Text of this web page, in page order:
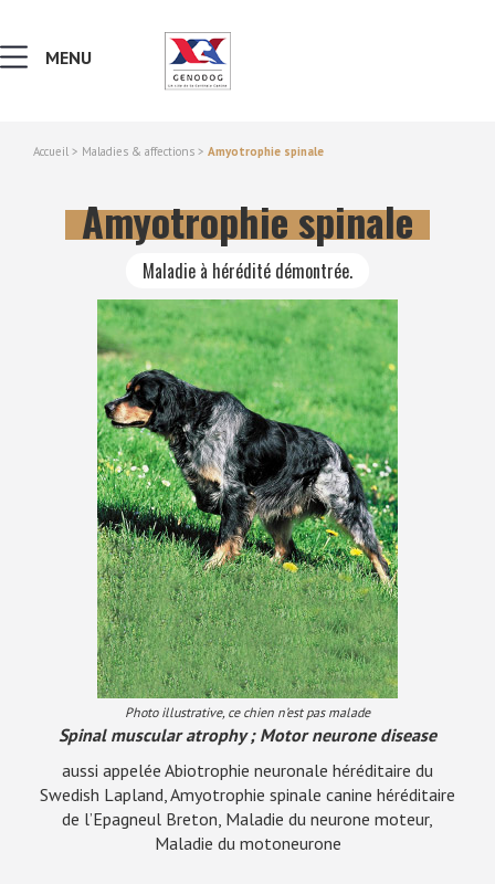
NOTIONS DE GÉNÉTIQUE
RECHERCHER UNE RACE
LEXIQUE
VERS LE SITE SCC.ASSO.FR
MENU
Accueil > Maladies & affections > Amyotrophie spinale
Amyotrophie spinale
Maladie à hérédité démontrée.
Photo illustrative, ce chien n’est pas malade
Spinal muscular atrophy ; Motor neurone disease
aussi appelée Abiotrophie neuronale héréditaire du
Swedish Lapland, Amyotrophie spinale canine héréditaire
de l’Epagneul Breton, Maladie du neurone moteur,
Maladie du motoneurone